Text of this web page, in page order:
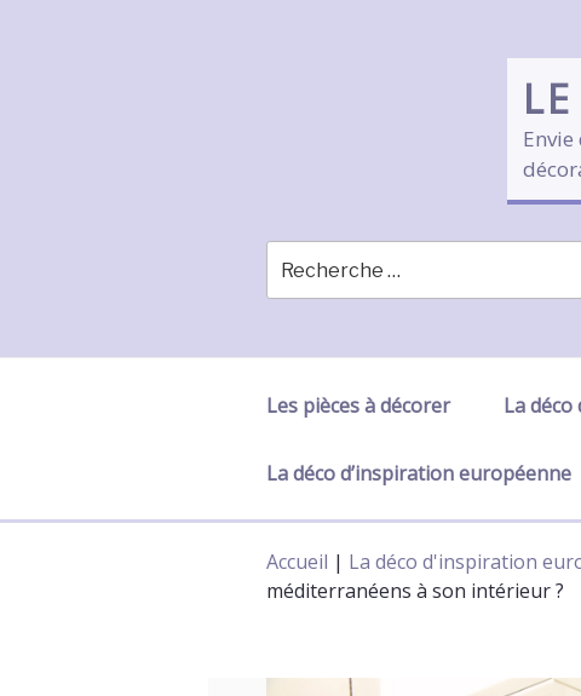
Les pièces à décorer La
La déco d’inspiration européenne
Accueil | La déco d'inspiration
méditerranéens à son intérieur ?